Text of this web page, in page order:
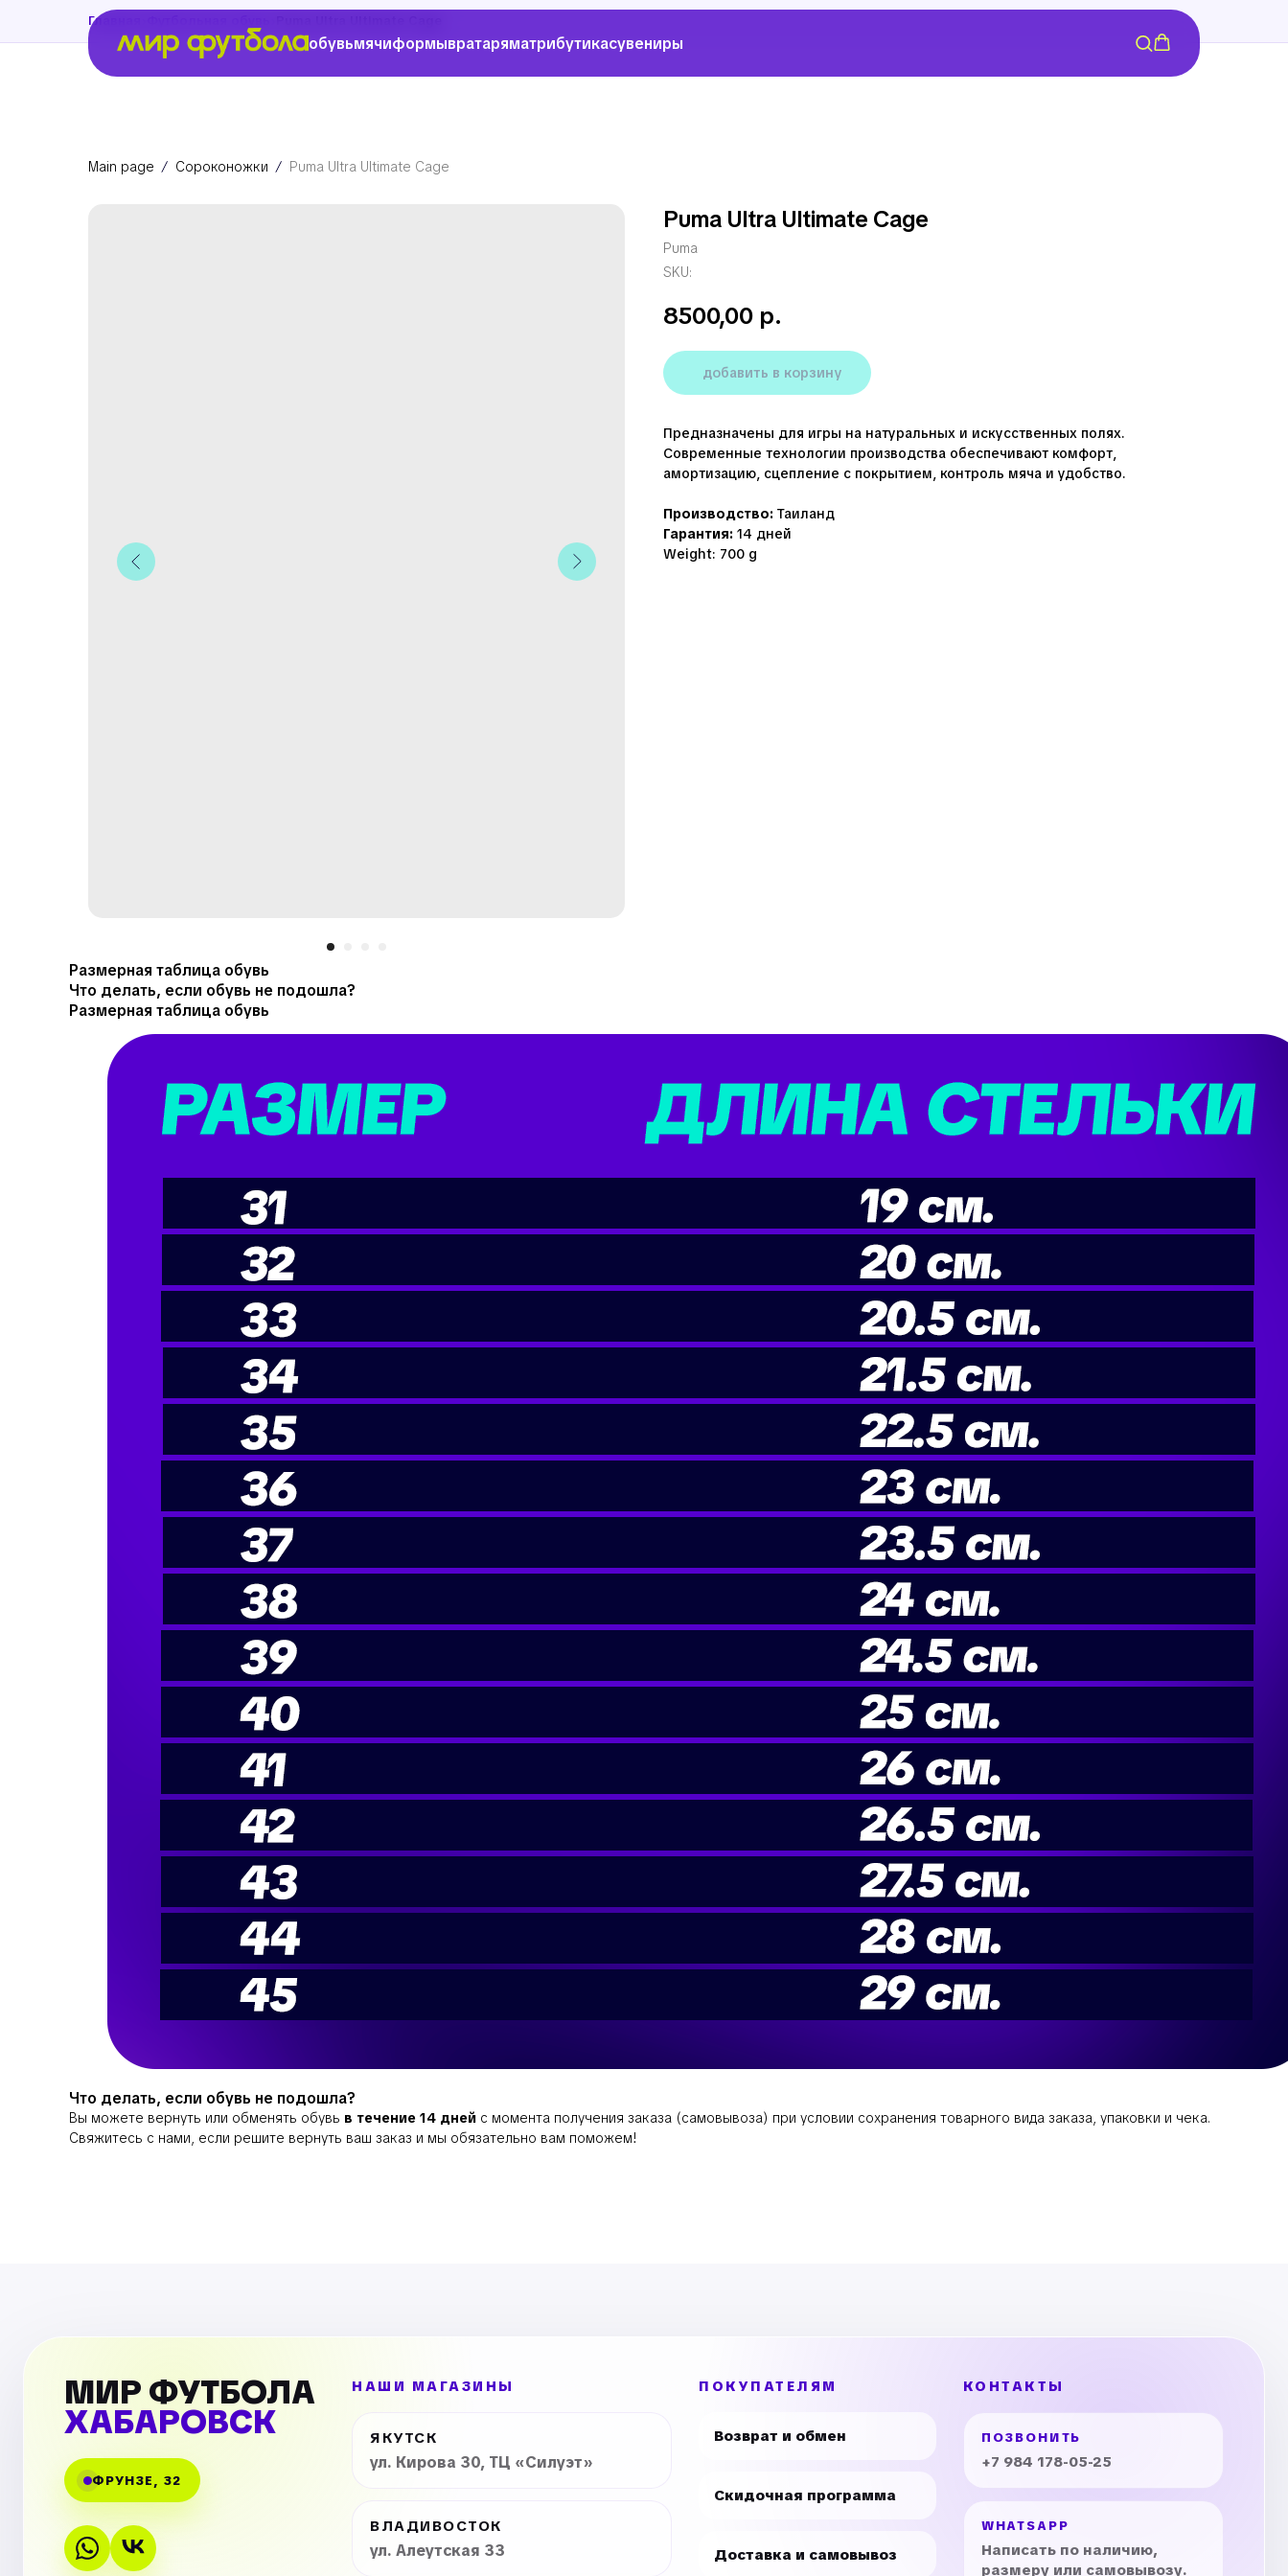
обувьмячиформывратаряматрибутикасувениры
Главная
Main page Сороконожки Puma Ultra Ultimate Cage
Puma Ultra Ultimate Cage
Puma
SKU:
8500,00 р.
добавить в корзину
Предназначены для игры на натуральных и искусственных полях.
Современные технологии производства обеспечивают комфорт,
амортизацию, сцепление с покрытием, контроль мяча и удобство.
Производство: Таиланд
Гарантия: 14 дней
Weight: 700 g
Размерная таблица обувь
Что делать, если обувь не подошла?
Размерная таблица обувь
Что делать, если обувь не подошла?
Вы можете вернуть или обменять обувь в течение 14 дней с момента получения заказа (самовывоза) при условии сохранения товарного вида заказа, упаковки и чека.
Свяжитесь с нами, если решите вернуть ваш заказ и мы обязательно вам поможем!
МИР ФУТБОЛА
ХАБАРОВСК
ФРУНЗЕ, 32
НАШИ МАГАЗИНЫ
ЯКУТСК
ул. Кирова 30, ТЦ «Силуэт»
ВЛАДИВОСТОК
ул. Алеутская 33
ПОКУПАТЕЛЯМ
Возврат и обмен
Скидочная программа
Доставка и самовывоз
КОНТАКТЫ
ПОЗВОНИТЬ
+7 984 178-05-25
WHATSAPP
Написать по наличию,
размеру или самовывозу.